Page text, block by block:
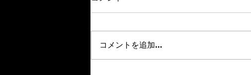
Ａ
掃」とは全くの別物という事をご
存知でしょうか。 当店のルーク
コメントを追加…